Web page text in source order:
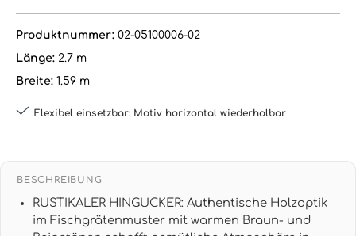
Produktnummer: 02-05100006-02
Länge: 2.7 m
Breite: 1.59 m
Flexibel einsetzbar: Motiv horizontal wiederholbar
BESCHREIBUNG
RUSTIKALER HINGUCKER: Authentische Holzoptik
im Fischgrätenmuster mit warmen Braun- und